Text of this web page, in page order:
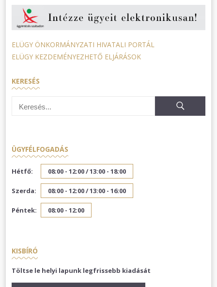
ELÜGY ÖNKORMÁNYZATI HIVATALI PORTÁL
ELÜGY KEZDEMÉNYEZHETŐ ELJÁRÁSOK
KERESÉS
ÜGYFÉLFOGADÁS
Hétfő: 08:00 - 12:00 /13:00 - 18:00
Szerda: 08:00 - 12:00 /13:00 - 16:00
Péntek: 08:00 - 12:00
KISBÍRÓ
Töltse le helyi lapunk legfrissebb kiadását